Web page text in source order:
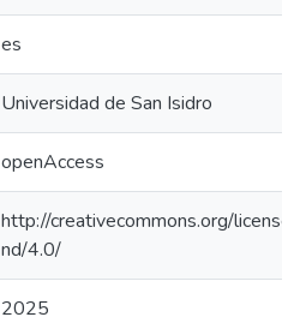
es
Universidad de San Isidro
openAccess
http://creativecommons.org/
nd/4.0/
2025